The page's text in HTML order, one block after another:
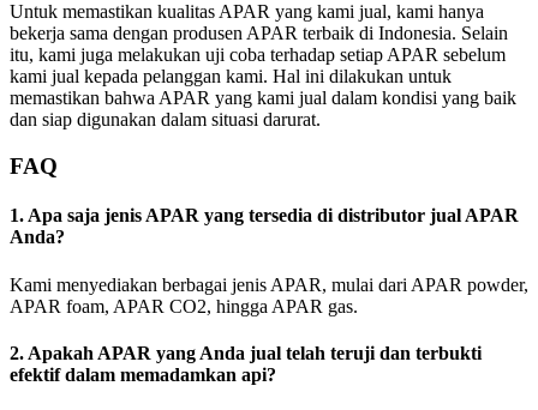
Untuk memastikan kualitas APAR yang kami jual, kami hanya
bekerja sama dengan produsen APAR terbaik di Indonesia. Selain
itu, kami juga melakukan uji coba terhadap setiap APAR sebelum
kami jual kepada pelanggan kami. Hal ini dilakukan untuk
memastikan bahwa APAR yang kami jual dalam kondisi yang baik
dan siap digunakan dalam situasi darurat.
FAQ
1. Apa saja jenis APAR yang tersedia di distributor jual APAR
Anda?
Kami menyediakan berbagai jenis APAR, mulai dari APAR powder,
APAR foam, APAR CO2, hingga APAR gas.
2. Apakah APAR yang Anda jual telah teruji dan terbukti
efektif dalam memadamkan api?